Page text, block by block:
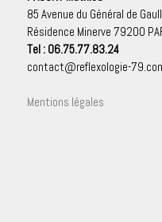
85 Avenue du Général de
Résidence Minerve 79200
Tel : 06.75.77.83.24
contact@reflexologie-
Mentions légales